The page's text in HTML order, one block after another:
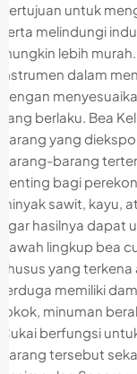
bertujuan untuk
serta melindungi
mungkin lebih
instrumen dalam
dengan
yang berlaku. Bea
barang yang
barang-barang
penting bagi
minyak sawit, kayu,
agar hasilnya dapat
bawah lingkup bea
khusus yang
terduga memiliki
rokok, minuman
Cukai berfungsi
barang tersebut